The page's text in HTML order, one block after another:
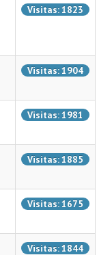
Visitas: 1823
Visitas: 1904
Visitas: 1981
Visitas: 1885
Visitas: 1675
Visitas: 1844